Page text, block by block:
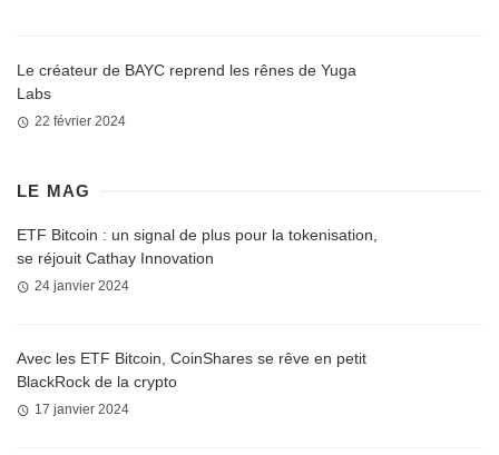
Le créateur de BAYC reprend les rênes de Yuga
Labs
22 février 2024
LE MAG
ETF Bitcoin : un signal de plus pour la tokenisation,
se réjouit Cathay Innovation
24 janvier 2024
Avec les ETF Bitcoin, CoinShares se rêve en petit
BlackRock de la crypto
17 janvier 2024